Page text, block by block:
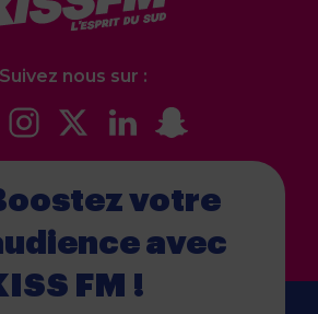
Suivez nous sur :
votre
avec
FM !